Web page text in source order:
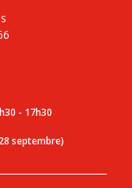
- 17h30
septembre)